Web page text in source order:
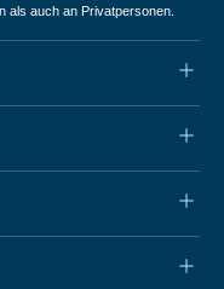
als auch an Privatpersonen.